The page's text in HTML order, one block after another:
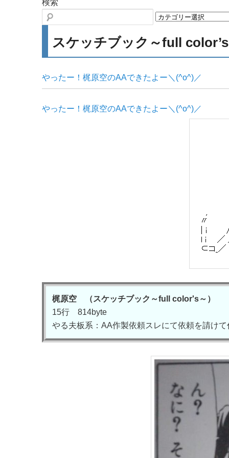
検索
スケッチブック～full
やったー！梶原空のAAできたよー＼(^o^)／
やったー！梶原空のAAできたよー＼(^o^)／
梶原空 （スケッチブック～full color's～）
15行 814byte
やる夫板系：AA作製依頼スレにて依頼を請けて